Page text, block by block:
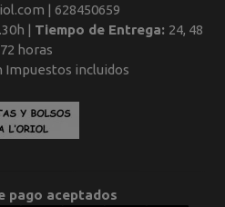
| 628450659
| Tiempo de Entrega: 24, 48
horas
Impuestos incluidos
pago aceptados